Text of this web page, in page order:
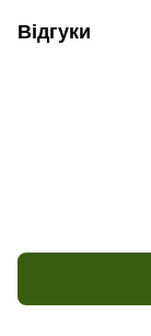
Відгуки